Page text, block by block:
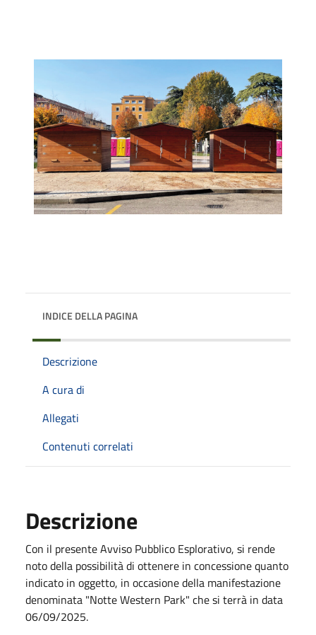
INDICE DELLA PAGINA
Descrizione
A cura di
Allegati
Contenuti correlati
Descrizione
Con il presente Avviso Pubblico Esplorativo, si rende
noto della possibilità di ottenere in concessione quanto
indicato in oggetto, in occasione della manifestazione
denominata "Notte Western Park" che si terrà in data
06/09/2025.